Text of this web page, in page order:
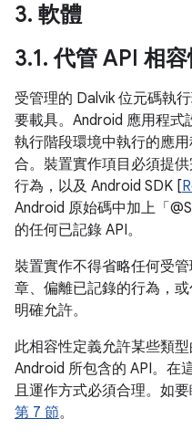
3. 軟體
3.1. 代管 API 相
受管理的 Dalvik 位元碼執
要載具。Android 應用程式
執行階段環境中執行的應
合。裝置實作項目必須提
行為，以及 Android SDK [
Android 原始碼中加上「
的任何已記錄 API。
裝置實作不得省略任何受
章、偏離已記錄的行為，
明確允許。
此相容性定義允許某些類
Android 所包含的 API。在
且運作方式必須合理。如
第 7 節。